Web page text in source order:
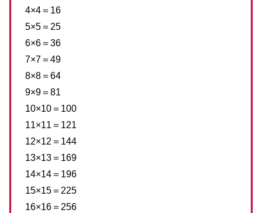
4×4＝16
5×5＝25
6×6＝36
7×7＝49
8×8＝64
9×9＝81
10×10＝100
11×11＝121
12×12＝144
13×13＝169
14×14＝196
15×15＝225
16×16＝256